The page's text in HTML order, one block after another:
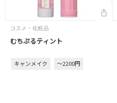
コスメ・化粧品
むちぷるティント
キャンメイク ～2200円